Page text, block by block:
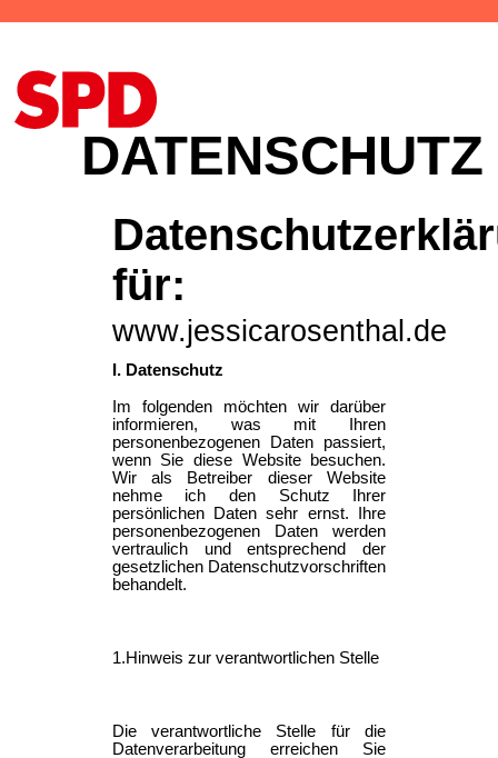
DATENSCHUTZ
für:
www.jessicarosenthal.de
I. Datenschutz
Im folgenden möchten wir darüber
informieren, was mit Ihren
personenbezogenen Daten passiert,
wenn Sie diese Website besuchen.
Wir als Betreiber dieser Website
nehme ich den Schutz Ihrer
persönlichen Daten sehr ernst. Ihre
personenbezogenen Daten werden
vertraulich und entsprechend der
gesetzlichen Datenschutzvorschriften
behandelt.
1.Hinweis zur verantwortlichen Stelle
Die verantwortliche Stelle für die
Datenverarbeitung erreichen Sie